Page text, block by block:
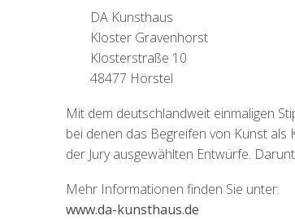
DA Kunsthaus
Kloster Gravenhorst
Klosterstraße 10
48477 Hörstel
Mit dem deutschlandweit einmaligen
bei denen das Begreifen von Kunst als
der Jury ausgewählten Entwürfe.
Mehr Informationen finden Sie unter:
www.da-kunsthaus.de